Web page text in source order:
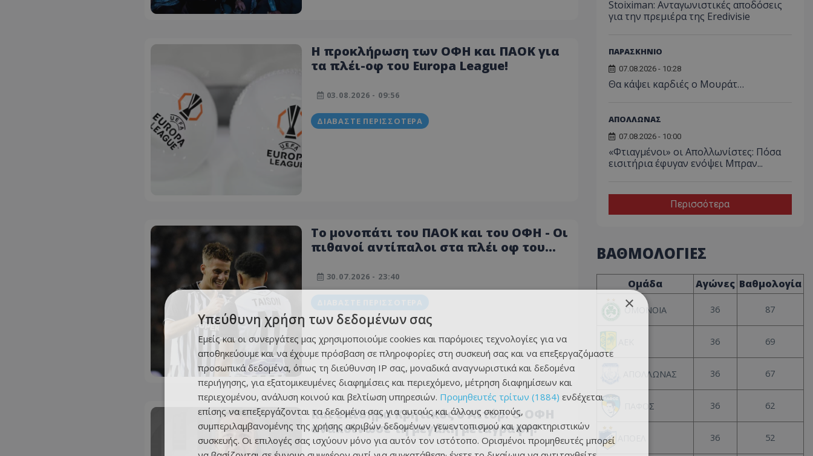
Η προκλήρωση των ΟΦΗ και ΠΑΟΚ για
τα πλέι-οφ του Europa League!
03.08.2026 - 09:56
ΔΙΑΒΆΣΤΕ ΠΕΡΙΣΣΌΤΕΡΑ
Το μονοπάτι του ΠΑΟΚ και του ΟΦΗ - Οι
πιθανοί αντίπαλοι στα πλέι οφ του
30.07.2026 - 23:40
Και επίσημα Κρητικός ο Αϊτόρ: Ο ΟΦΗ
ανακοίνωσε τη μεγάλη μεταγραφή!
Stoiximan: Ανταγωνιστικές αποδόσεις
για την πρεμιέρα της Eredivisie
ΠΑΡΑΣΚΗΝΙΟ
07.08.2026 - 10:28
Θα κάψει καρδιές ο Μουράτ…
ΑΠΟΛΛΩΝΑΣ
07.08.2026 - 10:00
«Φτιαγμένοι» οι Απολλωνίστες: Πόσα
εισιτήρια έφυγαν ενόψει Μπραν...
Περισσότερα
ΒΑΘΜΟΛΟΓΙΕΣ
Ομάδα Αγώνες Βαθμολογία
ΟΜΟΝΟΙΑ 36 87
36 69
ΑΠΟΛΛΩΝΑΣ 36 67
ΠΑΦΟΣ 36 62
36 52
×
Υπεύθυνη χρήση των δεδομένων σας
Εμείς και οι συνεργάτες μας χρησιμοποιούμε cookies και παρόμοιες τεχνολογίες για να
αποθηκεύουμε και να έχουμε πρόσβαση σε πληροφορίες στη συσκευή σας και να επεξεργαζόμαστε
προσωπικά δεδομένα, όπως τη διεύθυνση IP σας, μοναδικά αναγνωριστικά και δεδομένα
περιήγησης, για εξατομικευμένες διαφημίσεις και περιεχόμενο, μέτρηση διαφημίσεων και
περιεχομένου, ανάλυση κοινού και βελτίωση υπηρεσιών. Προμηθευτές τρίτων (1884) ενδέχεται
επίσης να επεξεργάζονται τα δεδομένα σας για αυτούς και άλλους σκοπούς,
συμπεριλαμβανομένης της χρήσης ακριβών δεδομένων γεωεντοπισμού και χαρακτηριστικών
συσκευής. Οι επιλογές σας ισχύουν μόνο για αυτόν τον ιστότοπο. Ορισμένοι προμηθευτές μπορεί